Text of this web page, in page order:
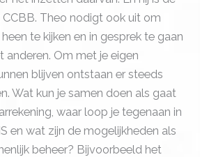
Theo nodigt ook uit om
te kijken en in gesprek te gaan
anderen. Om met je eigen
blijven ontstaan er steeds
Wat kun je samen doen als gaat
waar loop je tegenaan in
en wat zijn de mogelijkheden als
beheer? Bijvoorbeeld het